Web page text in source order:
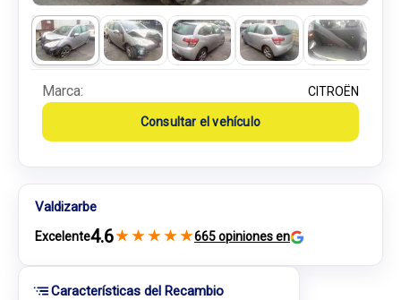
Características del Recambio
Marca: CITROËN
Consultar el vehículo
Valdizarbe
Excelente4.6★ ★ ★ ★ ★665 opiniones en